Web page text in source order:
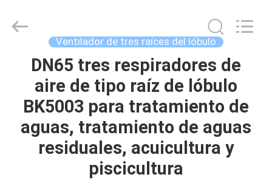
HOGAR
PRODUCTOS
VIDEOS
Machine
(Jiangsu)
Ventilador de tres raíces del lóbulo
DN65 tres respiradores de
aire de tipo raíz de lóbulo
BK5003 para tratamiento de
aguas, tratamiento de aguas
residuales, acuicultura y
piscicultura